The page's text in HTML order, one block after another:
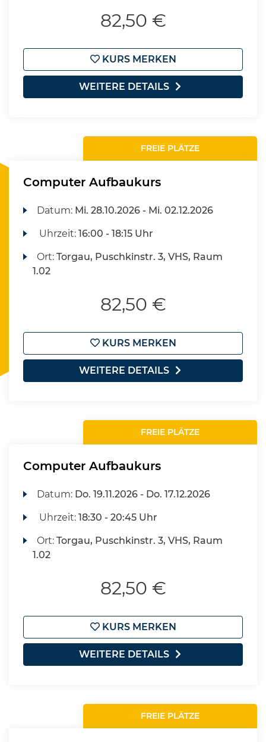
82,50 €
KURS MERKEN
WEITERE DETAILS
FREIE PLÄTZE
Computer Aufbaukurs
Datum: Mi. 28.10.2026 - Mi. 02.12.2026
Uhrzeit:16:00 - 18:15 Uhr
Ort:Torgau, Puschkinstr. 3, VHS, Raum
1.02
82,50 €
KURS MERKEN
WEITERE DETAILS
FREIE PLÄTZE
Computer Aufbaukurs
Datum: Do. 19.11.2026 - Do. 17.12.2026
Uhrzeit:18:30 - 20:45 Uhr
Ort:Torgau, Puschkinstr. 3, VHS, Raum
1.02
82,50 €
KURS MERKEN
WEITERE DETAILS
FREIE PLÄTZE